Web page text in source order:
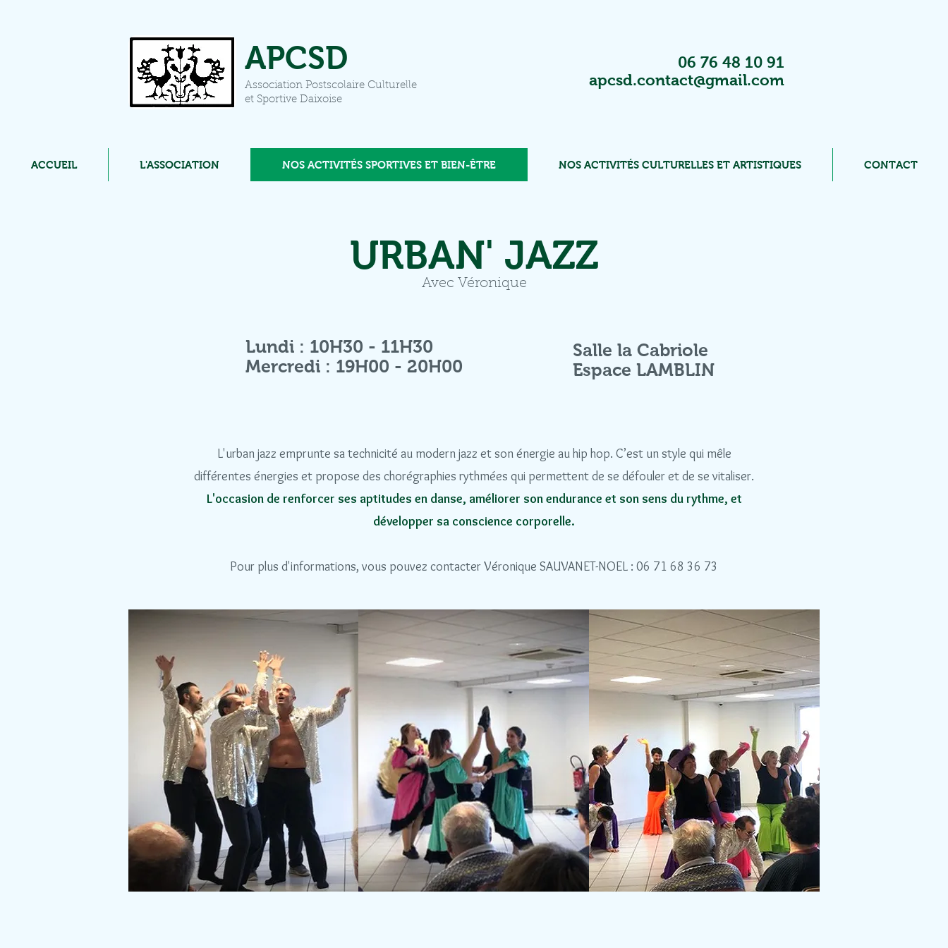
APCSD
Association Postscolaire Culturelle
et Sportive Daixoise
06 76 48 10 91
apcsd.contact@gmail.com
ACCUEIL L'ASSOCIATION NOS ACTIVITÉS SPORTIVES ET BIEN-ÊTRE NOS ACTIVITÉS CULTURELLES ET ARTISTIQUES CONTACT
URBAN' JAZZ
Avec Véronique
Lundi : 10H30 - 11H30
Mercredi : 19H00 - 20H00
Salle la Cabriole
Espace LAMBLIN
L'urban jazz emprunte sa technicité au modern jazz et son énergie au hip hop. C’est un style qui mêle
différentes énergies et propose des chorégraphies rythmées qui permettent de se défouler et de se vitaliser.
L'occasion de renforcer ses aptitudes en danse, améliorer son endurance et son sens du rythme, et
développer sa conscience corporelle.
Pour plus d'informations, vous pouvez contacter Véronique SAUVANET-NOEL : 06 71 68 36 73